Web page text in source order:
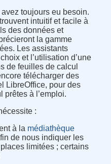
toujours eu besoin.
intuitif et facile à
des données et
la gamme
Les assistants
et l’utilisation d’une
de feuilles de calcul
télécharger des
LibreOffice, pour des
prêtes à l’emploi.
:
à la médiathèque
de nous indiquer les
limitées ; certains